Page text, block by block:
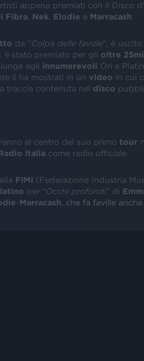
appena premiati con il Disco d'
Fibra Nek Elodie e Marracash
da “Colpa delle favole”, è
: è stato premiato per gli oltre
agli innumerevoli Ori e
li ha mostrati in un video in cui
traccia contenuta nel disco
al centro del suo primo tour
Italia come radio ufficiale.
FIMI (Federazione Industria
per “Occhi profondi” di
-Marracash che fa faville